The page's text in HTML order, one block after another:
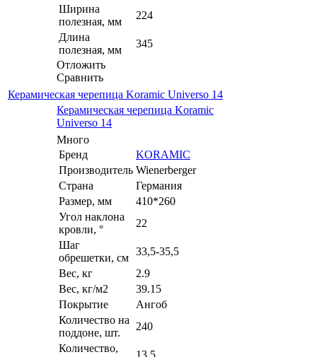
Ширина
полезная, мм
224
Длина
полезная, мм
345
Отложить
Сравнить
Керамическая черепица Koramic Universo 14
Керамическая черепица Koramic
Universo 14
Много
Бренд
KORAMIC
Производитель Wienerberger
Страна
Германия
Размер, мм
410*260
Угол наклона
кровли, °
22
Шаг
обрешетки, см
33,5-35,5
Вес, кг
2.9
Вес, кг/м2
39.15
Покрытие
Ангоб
Количество на
поддоне, шт.
240
Количество,
13.5